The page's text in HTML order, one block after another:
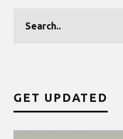
GET UPDATED